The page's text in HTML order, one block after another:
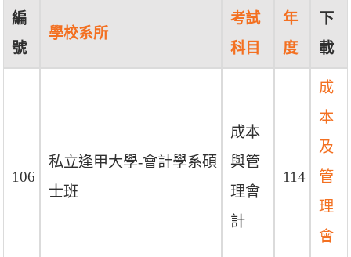
編
號
學校系所
考試
科目
年
度
下
載
106
私立逢甲大學-會計學系碩
士班
成本
與管
理會
計
114
成
本
及
管
理
會